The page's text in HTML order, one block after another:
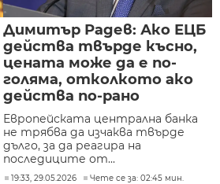
Димитър Радев: Ако ЕЦБ
действа твърде късно,
цената може да е по-
голяма, отколкото ако
действа по-рано
Европейската централна банка
не трябва да изчаква твърде
дълго, за да реагира на
последиците от...
19:33, 29.05.2026 Чете се за: 02:45 мин.